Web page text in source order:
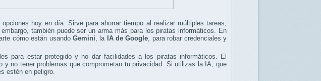
hoy en día. Sirve para ahorrar tiempo al realizar múltiples tareas,
también puede ser un arma más para los piratas informáticos. En
cómo están usando Gemini , la IA de Google , para robar credenciales y
para estar protegido y no dar facilidades a los piratas informáticos. El
no tener problemas que comprometan tu privacidad. Si utilizas la IA, que
estén en peligro.